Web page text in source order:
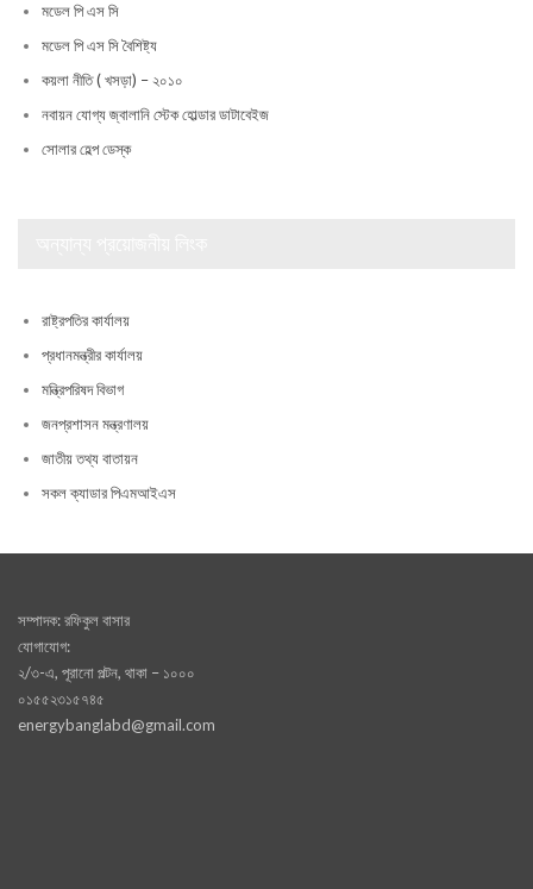
মডেল পি এস সি
মডেল পি এস সি বৈশিষ্ট্য
কয়লা নীতি ( খসড়া) – ২০১০
নবায়ন যোগ্য জ্বালানি স্টেক হোল্ডার ডাটাবেইজ
সোলার হেল্প ডেস্ক
রাষ্ট্রপতির কার্যালয়
প্রধানমন্ত্রীর কার্যালয়
মন্ত্রিপরিষদ বিভাগ
জনপ্রশাসন মন্ত্রণালয়
জাতীয় তথ্য বাতায়ন
সকল ক্যাডার পিএমআইএস
সম্পাদক: রফিকুল বাসার
যোগাযোগ:
২/৩-এ, পূরানো পল্টন, থাকা – ১০০০
০১৫৫২৩১৫৭৪৫
energybanglabd@gmail.com